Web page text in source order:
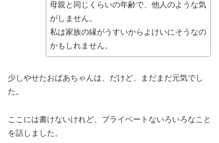
母親と同じくらいの年齢で、他人のような気
がしません。
私は家族の縁がうすいからよけいにそうなの
かもしれません。
少しやせたおばあちゃんは、だけど、まだまだ元気でし
た。
ここには書けないけれど、プライベートないろいろなこと
を話しました。